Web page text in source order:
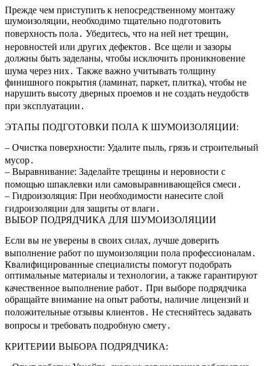
Прежде чем приступить к непосредственному монтажу
шумоизоляции, необходимо тщательно подготовить
поверхность пола․ Убедитесь, что на ней нет трещин,
неровностей или других дефектов․ Все щели и зазоры
должны быть заделаны, чтобы исключить проникновение
шума через них․ Также важно учитывать толщину
финишного покрытия (ламинат, паркет, плитка), чтобы не
нарушить высоту дверных проемов и не создать неудобств
при эксплуатации․
ЭТАПЫ ПОДГОТОВКИ ПОЛА К ШУМОИЗОЛЯЦИИ:
– Очистка поверхности: Удалите пыль, грязь и строительный
мусор․
– Выравнивание: Заделайте трещины и неровности с
помощью шпаклевки или самовыравнивающейся смеси․
– Гидроизоляция: При необходимости нанесите слой
гидроизоляции для защиты от влаги․
ВЫБОР ПОДРЯДЧИКА ДЛЯ ШУМОИЗОЛЯЦИИ
Если вы не уверены в своих силах, лучше доверить
выполнение работ по шумоизоляции пола профессионалам․
Квалифицированные специалисты помогут подобрать
оптимальные материалы и технологии, а также гарантируют
качественное выполнение работ․ При выборе подрядчика
обращайте внимание на опыт работы, наличие лицензий и
положительные отзывы клиентов․ Не стесняйтесь задавать
вопросы и требовать подробную смету․
КРИТЕРИИ ВЫБОРА ПОДРЯДЧИКА: